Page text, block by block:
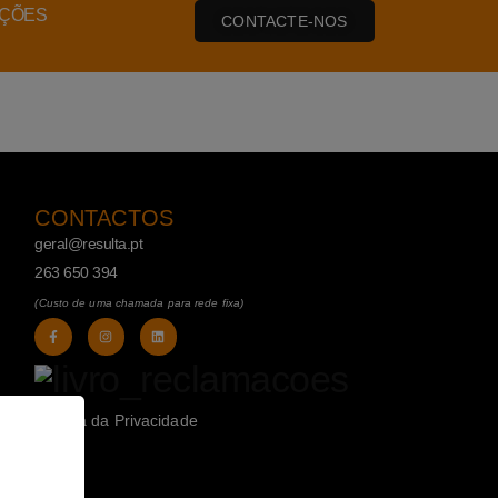
CONTACTE-NOS
CONTACTOS
geral@resulta.pt
263 650 394
(Custo de uma chamada para rede fixa)
Política da Privacidade